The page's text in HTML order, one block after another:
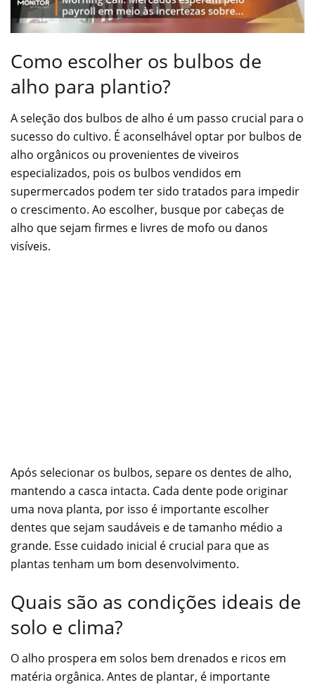
Como escolher os bulbos de
alho para plantio?
A seleção dos bulbos de alho é um passo crucial para o
sucesso do cultivo. É aconselhável optar por bulbos de
alho orgânicos ou provenientes de viveiros
especializados, pois os bulbos vendidos em
supermercados podem ter sido tratados para impedir
o crescimento. Ao escolher, busque por cabeças de
alho que sejam firmes e livres de mofo ou danos
visíveis.
Após selecionar os bulbos, separe os dentes de alho,
mantendo a casca intacta. Cada dente pode originar
uma nova planta, por isso é importante escolher
dentes que sejam saudáveis e de tamanho médio a
grande. Esse cuidado inicial é crucial para que as
plantas tenham um bom desenvolvimento.
Quais são as condições ideais de
solo e clima?
O alho prospera em solos bem drenados e ricos em
matéria orgânica. Antes de plantar, é importante